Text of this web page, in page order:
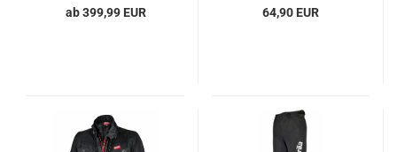
ab 399,99 EUR 64,90 EUR